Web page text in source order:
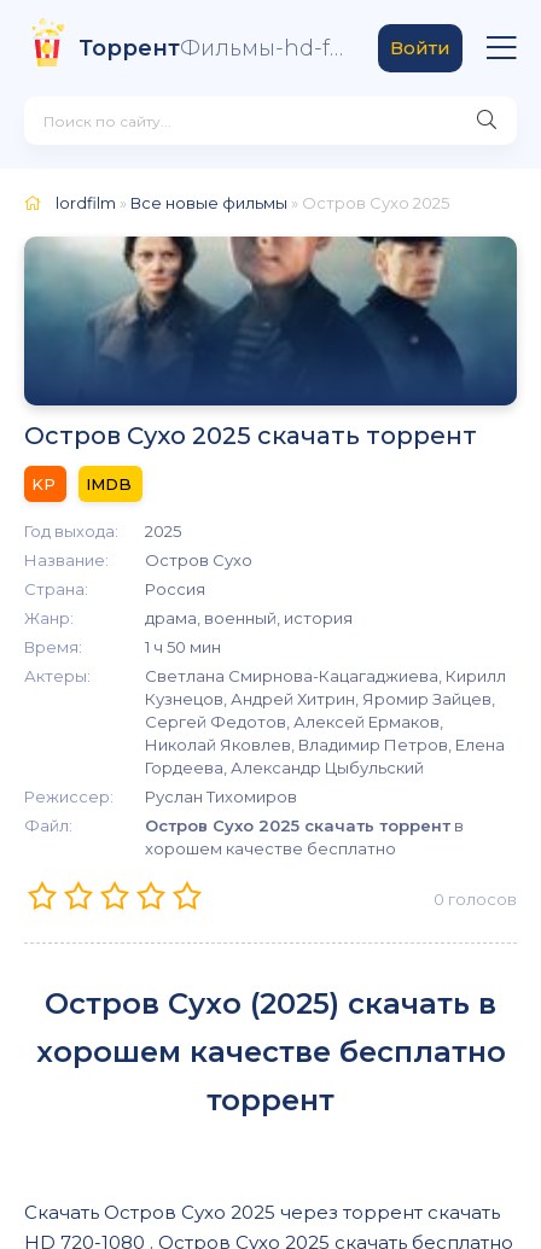
ТоррентФильмы-hd-fan .liveВойти
lordfilm » Все новые фильмы » Остров Сухо 2025
Остров Сухо 2025 скачать торрент
Год выхода:
2025
Название:
Остров Сухо
Страна:
Россия
Жанр:
драма, военный, история
Время:
1 ч 50 мин
Актеры:
Светлана Смирнова-Кацагаджиева, Кирилл
Кузнецов, Андрей Хитрин, Яромир Зайцев,
Сергей Федотов, Алексей Ермаков,
Николай Яковлев, Владимир Петров, Елена
Гордеева, Александр Цыбульский
Режиссер:
Руслан Тихомиров
Файл:
Остров Сухо 2025 скачать торрент в
хорошем качестве бесплатно
0 голосов
Остров Сухо (2025) скачать в
хорошем качестве бесплатно
торрент
Скачать Остров Сухо 2025 через торрент скачать
HD 720-1080 . Остров Сухо 2025 скачать бесплатно